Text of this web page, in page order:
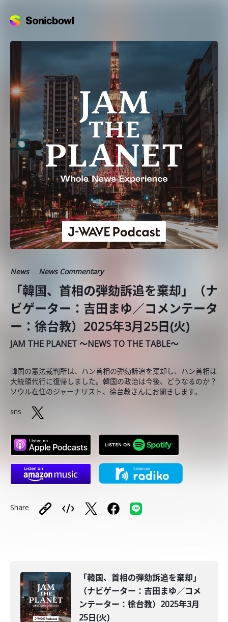
News News Commentary
「韓国、首相の弾劾訴追を棄却」（ナ
ビゲーター：吉田まゆ／コメンテータ
ー：徐台教）2025年3月25日(火)
JAM THE PLANET ～NEWS TO THE TABLE～
韓国の憲法裁判所は、ハン首相の弾劾訴追を棄却し、ハン首相は
大統領代行に復帰しました。韓国の政治は今後、どうなるのか？
ソウル在住のジャーナリスト、徐台教さんにお聞きします。
sns
Share
「韓国、首相の弾劾訴追を棄却」
（ナビゲーター：吉田まゆ／コメ
ンテーター：徐台教）2025年3月
25日(火)